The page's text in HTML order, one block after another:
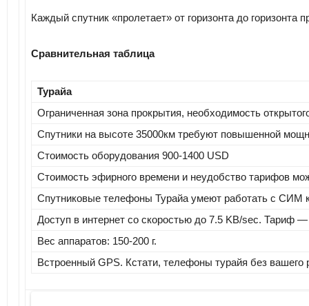
Каждый спутник «пролетает» от горизонта до
Сравнительная таблица
Турайа
Ограниченная зона прокрытия, необходимость
Спутники на высоте 35000км требуют повышенной
Стоимость оборудования 900-1400 USD
Стоимость эфирного времени и неудобство тарифов
Спутниковые телефоны Турайа умеют работать с СИМ
Доступ в интернет со скоростью до 7.5 KB/sec. Тариф
Вес аппаратов: 150-200 г.
Встроенный GPS. Кстати, телефоны турайя без вашего